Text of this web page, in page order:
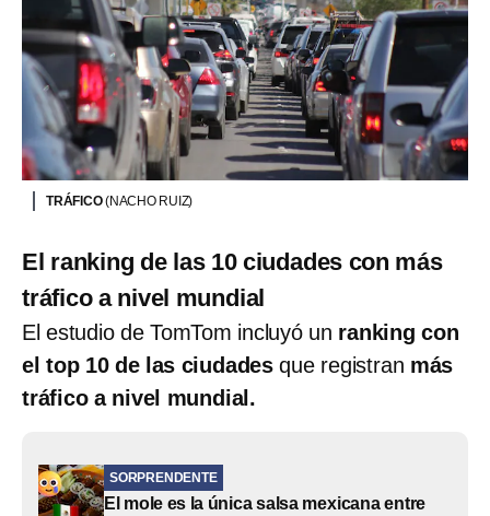
TRÁFICO(NACHO RUIZ)
El ranking de las 10 ciudades con más
tráfico a nivel mundial
El estudio de TomTom incluyó un ranking con
el top 10 de las ciudades que registran más
tráfico a nivel mundial.
SORPRENDENTE
El mole es la única salsa mexicana entre